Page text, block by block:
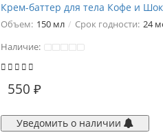
Крем-баттер для тела Кофе и
Объем: 150 мл Срок годности: 24
Наличие:
550 ₽
Уведомить о наличии